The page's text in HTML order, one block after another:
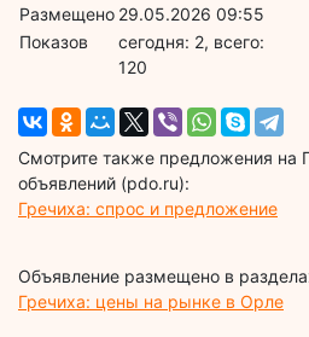
Размещено 29.05.2026 09:55
Показов
cегодня: 2, всего:
120
Смотрите также предложения на
объявлений (pdo.ru):
Гречиха: спрос и предложение
Объявление размещено в
Гречиха: цены на рынке в Орле